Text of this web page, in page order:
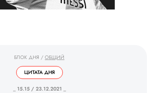
БЛОК ДНЯ / ОБЩИЙ
ЦИТАТА ДНЯ
_ 15.15 / 23.12.2021 _